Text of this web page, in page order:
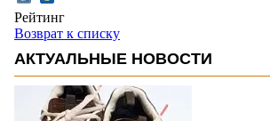
Рейтинг
Возврат к списку
АКТУАЛЬНЫЕ НОВОСТИ